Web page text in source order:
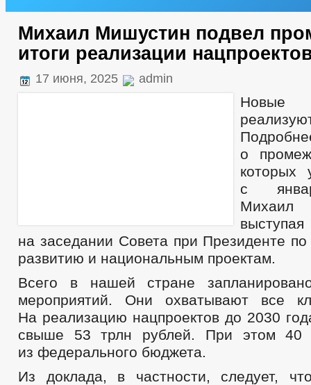
Михаил Мишустин подвел
итоги реализации
17 июня, 2025 admin
Новые
о
которых
с
на заседании Совета при Президенте по
развитию и национальным проектам.
Всего в нашей стране
мероприятий. Они охватывают все
На реализацию нацпроектов до 2030
свыше 53 трлн рублей. При этом
из федерального бюджета.
Из доклада, в частности, следует,